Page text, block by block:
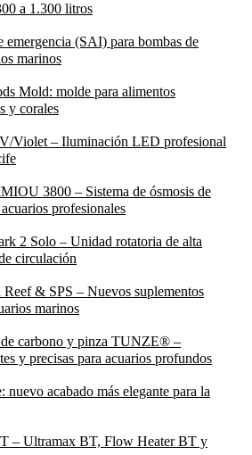
a 1.300 litros
emergencia (SAI) para bombas de
marinos
Mold: molde para alimentos
y corales
Violet – Iluminación LED profesional
3800 – Sistema de ósmosis de
profesionales
2 Solo – Unidad rotatoria de alta
circulación
& SPS – Nuevos suplementos
marinos
de carbono y pinza TUNZE® –
y precisas para acuarios profundos
acabado más elegante para la
– Ultramax BT, Flow Heater BT y